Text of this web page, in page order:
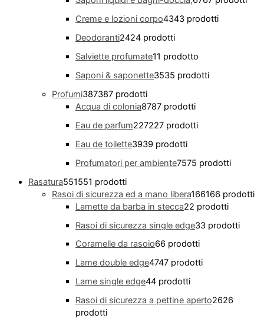
Creme e lozioni corpo4343 prodotti
Deodoranti2424 prodotti
Salviette profumate11 prodotto
Saponi & saponette3535 prodotti
Profumi387387 prodotti
Acqua di colonia8787 prodotti
Eau de parfum227227 prodotti
Eau de toilette3939 prodotti
Profumatori per ambiente7575 prodotti
Rasatura551551 prodotti
Rasoi di sicurezza ed a mano libera166166 prodotti
Lamette da barba in stecca22 prodotti
Rasoi di sicurezza single edge33 prodotti
Coramelle da rasoio66 prodotti
Lame double edge4747 prodotti
Lame single edge44 prodotti
Rasoi di sicurezza a pettine aperto2626
prodotti